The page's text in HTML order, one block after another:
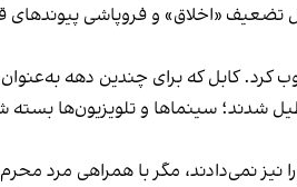
تضعیف «اخلاق» و فروپاشی پیوندهای
مدرن را سرکوب کرد. کابل که برای چندین دهه
شدند؛ سینماها و تلویزیون‌ها
نیز نمی‌دادند، مگر با همراهی مرد